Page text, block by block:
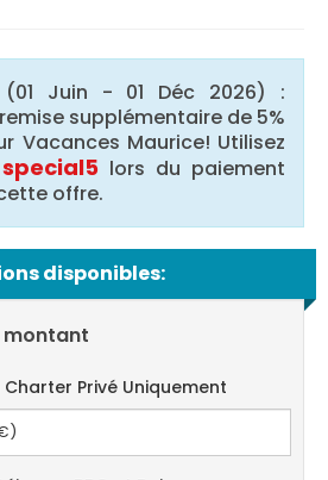
(01 Juin - 01 Déc 2026) :
supplémentaire de 5%
Vacances Maurice! Utilisez
special5 lors du paiement
offre.
disponibles:
montant
Privé Uniquement